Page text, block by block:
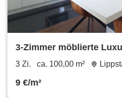
3-Zimmer möblierte
in Bad Westernkotten
3 Zi. ca. 100,00 m²
9 €/m²